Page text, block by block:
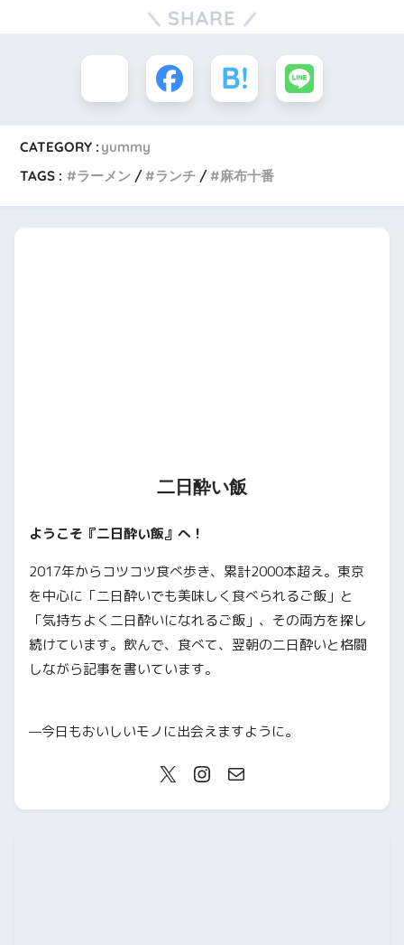
SHARE
CATEGORY : yummy
TAGS :
ラーメン ランチ 麻布十番
二日酔い飯
ようこそ『二日酔い飯』へ！
2017年からコツコツ食べ歩き、累計2000本超え。東京
を中心に「二日酔いでも美味しく食べられるご飯」と
「気持ちよく二日酔いになれるご飯」、その両方を探し
続けています。飲んで、食べて、翌朝の二日酔いと格闘
しながら記事を書いています。
—今日もおいしいモノに出会えますように。